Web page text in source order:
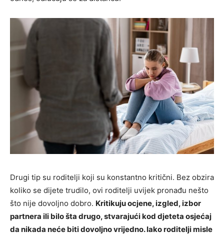
Drugi tip su roditelji koji su konstantno kritični. Bez obzira
koliko se dijete trudilo, ovi roditelji uvijek pronađu nešto
što nije dovoljno dobro. Kritikuju ocjene, izgled, izbor
partnera ili bilo šta drugo, stvarajući kod djeteta osjećaj
da nikada neće biti dovoljno vrijedno. Iako roditelji misle